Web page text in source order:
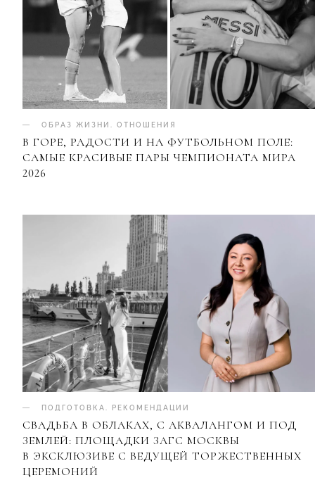
ОБРАЗ ЖИЗНИ ОТНОШЕНИЯ
В ГОРЕ, РАДОСТИ И НА ФУТБОЛЬНОМ ПОЛЕ:
САМЫЕ КРАСИВЫЕ ПАРЫ ЧЕМПИОНАТА МИРА
2026
ПОДГОТОВКА. РЕКОМЕНДАЦИИ
СВАДЬБА В ОБЛАКАХ, С АКВАЛАНГОМ И ПОД
ЗЕМЛЕЙ: ПЛОЩАДКИ ЗАГС МОСКВЫ
В ЭКСКЛЮЗИВЕ С ВЕДУЩЕЙ ТОРЖЕСТВЕННЫХ
ЦЕРЕМОНИЙ